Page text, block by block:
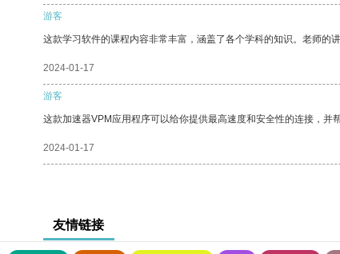
游客
这款学习软件的课程内容非常丰富，涵盖了各个学科的知识。老师的
2024-01-17
游客
这款加速器VPM应用程序可以给你提供最高速度和安全性的连接，并
2024-01-17
友情链接